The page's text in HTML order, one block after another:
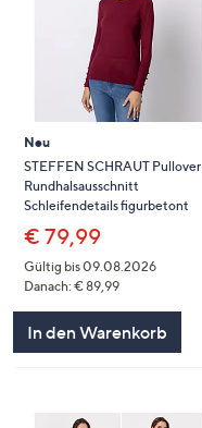
diese
anzuzeigen.
Neu
STEFFEN SCHRAUT Pullover
Rundhalsausschnitt
Schleifendetails figurbetont
€ 79,99
Gültig bis 09.08.2026
Danach: € 89,99
In den Warenkorb